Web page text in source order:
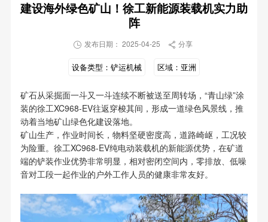
建设海外绿色矿山！徐工新能源装载机实力助
阵
 发布日期： 2025-04-25  分享
设备类型： 铲运机械 区域： 亚洲
矿石从采掘面一斗又一斗连续不断被送至周转场，“青山绿”涂
装的徐工XC968-EV往返穿梭其间，形成一道绿色风景线，推
动着当地矿山绿色化建设落地。
矿山生产，作业时间长，物料坚硬密度高，道路崎岖，工况较
为险重。徐工XC968-EV纯电动装载机的新能源优势，在矿道
端的铲装作业优势非常明显，相对密闭空间内，零排放、低噪
音对工段一起作业的户外工作人员的健康非常友好。